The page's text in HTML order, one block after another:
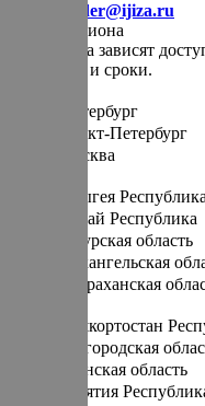
order@ijiza.ru
Выбор региона
От региона зависят
стоимость и сроки.
Санкт-Петербург
Санкт-Петербург
Москва
Адыгея Республика
Алтай Республика
Амурская область
Архангельская
Астраханская
Башкортостан
Белгородская
Брянская область
Бурятия